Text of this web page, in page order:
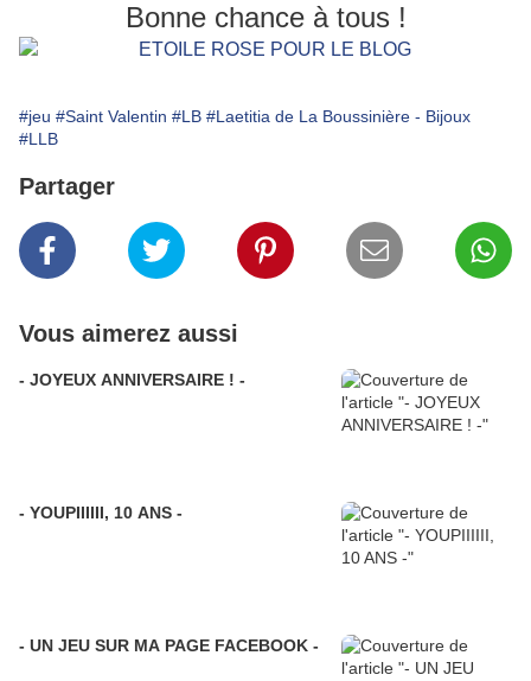
Bonne chance à tous !
#jeu #Saint Valentin #LB #Laetitia de La Boussinière - Bijoux
#LLB
Partager
Vous aimerez aussi
- JOYEUX ANNIVERSAIRE ! -
- YOUPIIIIII, 10 ANS -
- UN JEU SUR MA PAGE FACEBOOK -